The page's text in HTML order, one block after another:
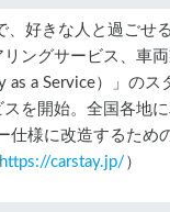
好きな人と過ご
ングサービス、車
a Service）」の
を開始。全国各地
様に改造するため
https://carstay.jp/ ）